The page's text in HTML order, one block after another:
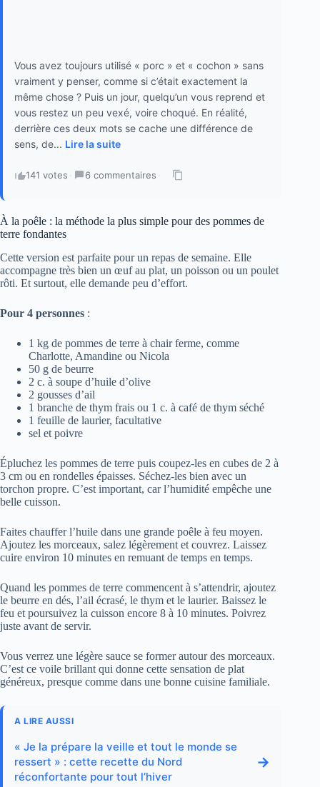
Vous avez toujours utilisé « porc » et « cochon » sans
vraiment y penser, comme si c’était exactement la
même chose ? Puis un jour, quelqu’un vous reprend et
vous restez un peu vexé, voire choqué. En réalité,
derrière ces deux mots se cache une différence de
sens, de... Lire la suite
141 votes · 6 commentaires ·
À la poêle : la méthode la plus simple pour des pommes de
terre fondantes
Cette version est parfaite pour un repas de semaine. Elle
accompagne très bien un œuf au plat, un poisson ou un poulet
rôti. Et surtout, elle demande peu d’effort.
Pour 4 personnes :
1 kg de pommes de terre à chair ferme, comme
Charlotte, Amandine ou Nicola
50 g de beurre
2 c. à soupe d’huile d’olive
2 gousses d’ail
1 branche de thym frais ou 1 c. à café de thym séché
1 feuille de laurier, facultative
sel et poivre
Épluchez les pommes de terre puis coupez-les en cubes de 2 à
3 cm ou en rondelles épaisses. Séchez-les bien avec un
torchon propre. C’est important, car l’humidité empêche une
belle cuisson.
Faites chauffer l’huile dans une grande poêle à feu moyen.
Ajoutez les morceaux, salez légèrement et couvrez. Laissez
cuire environ 10 minutes en remuant de temps en temps.
Quand les pommes de terre commencent à s’attendrir, ajoutez
le beurre en dés, l’ail écrasé, le thym et le laurier. Baissez le
feu et poursuivez la cuisson encore 8 à 10 minutes. Poivrez
juste avant de servir.
Vous verrez une légère sauce se former autour des morceaux.
C’est ce voile brillant qui donne cette sensation de plat
généreux, presque comme dans une bonne cuisine familiale.
A LIRE AUSSI
« Je la prépare la veille et tout le monde se
ressert » : cette recette du Nord
réconfortante pour tout l’hiver
→